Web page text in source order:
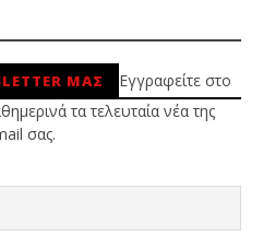
ΜΑΣ
Εγγραφείτε στο
τα τελευταία νέα της
σας.